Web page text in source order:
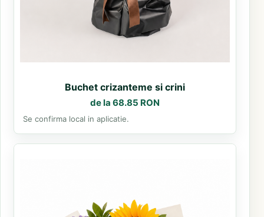
Buchet crizanteme si crini
de la 68.85 RON
Se confirma local in aplicatie.